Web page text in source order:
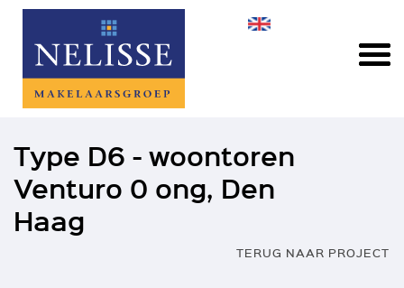
Type D6 - woontoren
Venturo 0 ong, Den
Haag
TERUG NAAR PROJECT